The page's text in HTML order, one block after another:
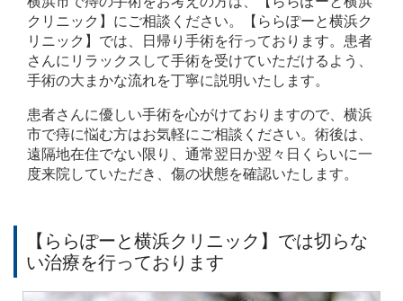
クリニック】にご相談ください。【ららぽーと横浜ク
リニック】では、日帰り手術を行っております。患者
さんにリラックスして手術を受けていただけるよう、
手術の大まかな流れを丁寧に説明いたします。
患者さんに優しい手術を心がけておりますので、横浜
市で痔に悩む方はお気軽にご相談ください。術後は、
遠隔地在住でない限り、通常翌日か翌々日くらいに一
度来院していただき、傷の状態を確認いたします。
【ららぽーと横浜クリニック】では切らな
い治療を行っております